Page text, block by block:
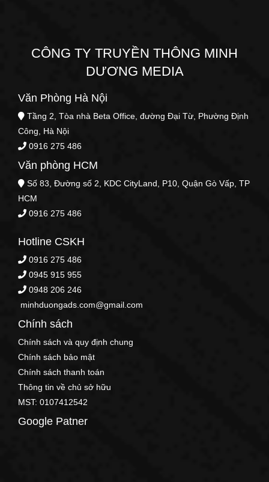
CÔNG TY TRUYỀN THÔNG MINH
DƯƠNG MEDIA
Văn Phòng Hà Nội
Tầng 2, Tòa nhà Beta Office, đường Đại Từ, Phường Định
Công, Hà Nội
0916 275 486
Văn phòng HCM
Số 83, Đường số 2, KDC CityLand, P10, Quận Gò Vấp, TP
HCM
0916 275 486
Hotline CSKH
0916 275 486
0945 915 955
0948 206 246
minhduongads.com@gmail.com
Chính sách
Chính sách và quy định chung
Chính sách bảo mật
Chính sách thanh toán
Thông tin về chủ sở hữu
MST: 0107412542
Google Patner